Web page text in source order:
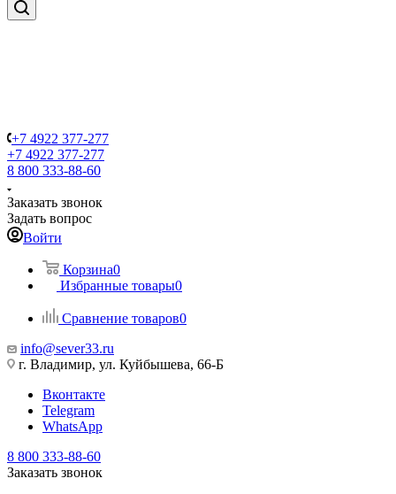
+7 4922 377-277
+7 4922 377-277
8 800 333-88-60
Заказать звонок
Задать вопрос
Войти
Корзина0
Избранные товары0
Сравнение товаров0
info@sever33.ru
г. Владимир, ул. Куйбышева, 66-Б
Вконтакте
Telegram
WhatsApp
8 800 333-88-60
Заказать звонок